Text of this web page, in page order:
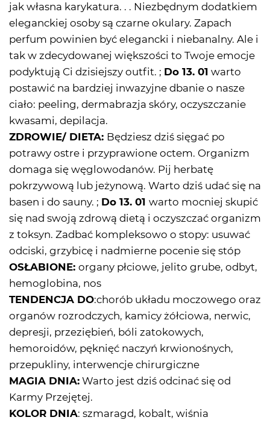
jak własna karykatura. . . Niezbędnym dodatkiem
eleganckiej osoby są czarne okulary. Zapach
perfum powinien być elegancki i niebanalny. Ale i
tak w zdecydowanej większości to Twoje emocje
podyktują Ci dzisiejszy outfit. ; Do 13. 01 warto
postawić na bardziej inwazyjne dbanie o nasze
ciało: peeling, dermabrazja skóry, oczyszczanie
kwasami, depilacja.
ZDROWIE/ DIETA: Będziesz dziś sięgać po
potrawy ostre i przyprawione octem. Organizm
domaga się węglowodanów. Pij herbatę
pokrzywową lub jeżynową. Warto dziś udać się na
basen i do sauny. ; Do 13. 01 warto mocniej skupić
się nad swoją zdrową dietą i oczyszczać organizm
z toksyn. Zadbać kompleksowo o stopy: usuwać
odciski, grzybicę i nadmierne pocenie się stóp
OSŁABIONE: organy płciowe, jelito grube, odbyt,
hemoglobina, nos
TENDENCJA DO:chorób układu moczowego oraz
organów rozrodczych, kamicy żółciowa, nerwic,
depresji, przeziębień, bóli zatokowych,
hemoroidów, pęknięć naczyń krwionośnych,
przepukliny, interwencje chirurgiczne
MAGIA DNIA: Warto jest dziś odcinać się od
Karmy Przejętej.
KOLOR DNIA: szmaragd, kobalt, wiśnia